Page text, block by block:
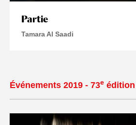
Partie
Tamara Al Saadi
Événements 2019 - 73e édition